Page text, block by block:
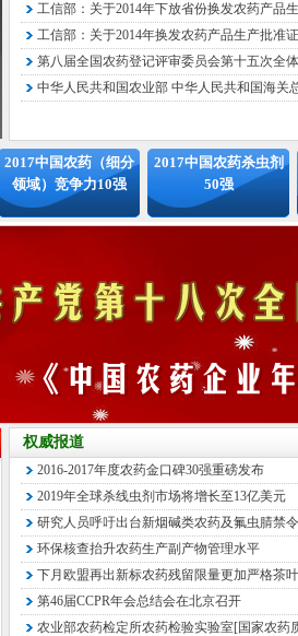
工信部：关于2014年下放省份换发农药产品
工信部：关于2014年换发农药产品生产批准
第八届全国农药登记评审委员会第十五次全
中华人民共和国农业部 中华人民共和国海关
2017中国农药（细分
领域）竞争力10强
2017中国农药杀虫剂
50强
权威报道
2016-2017年度农药金口碑30强重磅发布
2019年全球杀线虫剂市场将增长至13亿美元
研究人员呼吁出台新烟碱类农药及氟虫腈禁令
环保核查抬升农药生产副产物管理水平
下月欧盟再出新标农药残留限量更加严格茶
第46届CCPR年会总结会在北京召开
农业部农药检定所农药检验实验室[国家农药